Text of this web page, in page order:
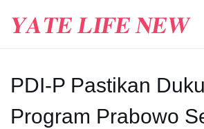
PDI-P Pastikan
Program Prabowo